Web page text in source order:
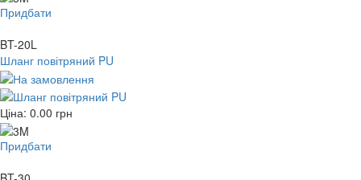
Придбати
BT-20L
Шланг повітряний PU
Ціна: 0.00 грн
Придбати